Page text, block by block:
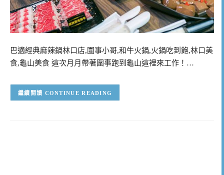
巴適經典麻辣鍋林口店,圍事小哥,和牛火鍋,火鍋吃到飽,林口美
食,龜山美食 這次月月帶著圍事跑到龜山這裡來工作！…
CONTINUE READING